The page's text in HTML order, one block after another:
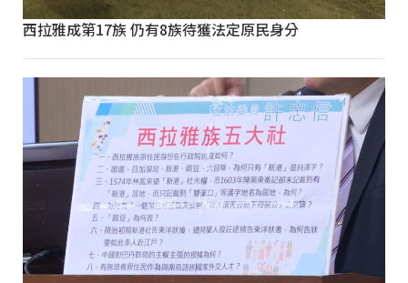
西拉雅成第17族 仍有8族待獲法定原民身分